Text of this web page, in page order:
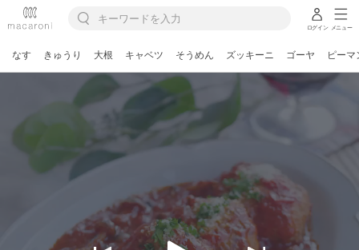
ログイン メニュー
なす きゅうり 大根 キャベツ そうめん ズッキーニ ゴーヤ ピーマ